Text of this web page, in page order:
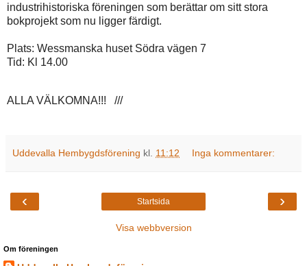
industrihistoriska föreningen som berättar om sitt stora
bokprojekt som nu ligger färdigt.
Plats: Wessmanska huset Södra vägen 7
Tid: Kl 14.00
ALLA VÄLKOMNA!!! ///
Uddevalla Hembygdsförening kl. 11:12 Inga kommentarer:
‹ ›
Startsida
Visa webbversion
Om föreningen